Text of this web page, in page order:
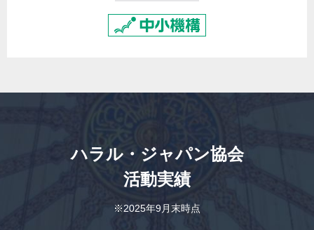
ハラル・ジャパン協会
活動実績
※2025年9月末時点